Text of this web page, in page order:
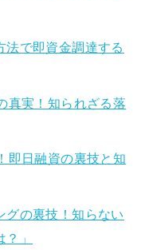
法で即資金調達する
真実！知られざる落
即日融資の裏技と知
グの裏技！知らない
」